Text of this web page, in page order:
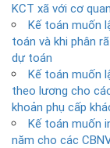
KCT xã với cơ
Kế toán muốn
toán và khi phân
dự toán
Kế toán muốn
theo lương cho
khoản phụ cấp
Kế toán muốn
năm cho các